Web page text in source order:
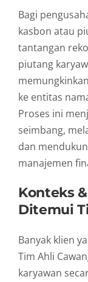
Bagi
kasbon atau
tantangan
piutang
ke entitas
Proses ini
seimbang,
dan
manajemen
Konteks
Ditemui
Banyak klien
Tim Ahli
karyawan